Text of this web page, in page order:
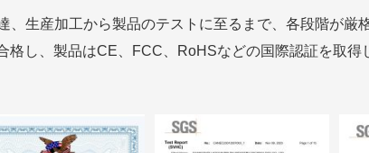
生産加工から製品のテストに至るまで、各段階が厳
し、製品はCE、FCC、RoHSなどの国際認証を取得